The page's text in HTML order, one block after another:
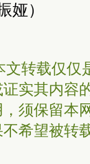
娅）
文转载仅仅
实其内容
须保留本
希望被转